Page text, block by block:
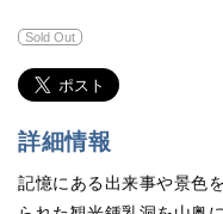
Sold Out
詳細情報
記憶にある出来事や景色